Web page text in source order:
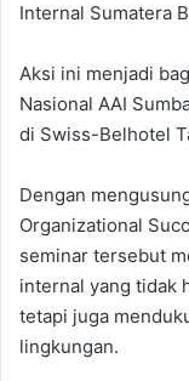
Internal Sumatera
Aksi ini menjadi
Nasional AAI
di Swiss-Belhotel
Dengan
Organizational
seminar tersebut
internal yang tidak
tetapi juga
lingkungan.